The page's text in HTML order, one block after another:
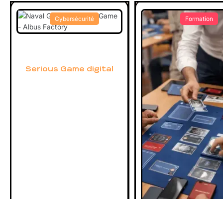
Cybersécurité
Serious Game digital
Formation